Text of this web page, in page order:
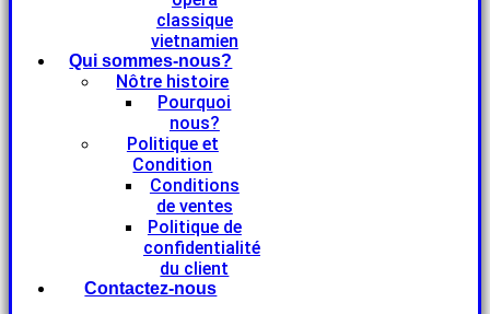
classique
vietnamien
Qui sommes-nous?
Nôtre histoire
Pourquoi
nous?
Politique et
Condition
Conditions
de ventes
Politique de
confidentialité
du client
Contactez-nous